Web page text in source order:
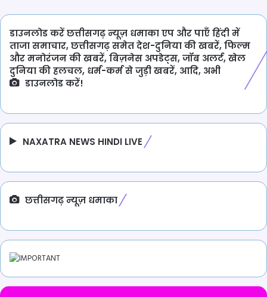
डाउनलोड करें छत्तीसगढ़ न्यूज़ धमाका एप और पाएँ हिंदी में
ताजा समाचार, छत्तीसगढ़ समेत देश-दुनिया की खबरें, फिल्म
और मनोरंजन की खबरें, बिज़नेस अपडेट्स, जॉब अलर्ट, खेल
दुनिया की हलचल, धर्म-कर्म से जुड़ी खबरें, आदि, अभी
डाउनलोड करें!
NAXATRA NEWS HINDI LIVE
छत्तीसगढ़ न्यूज़ धमाका